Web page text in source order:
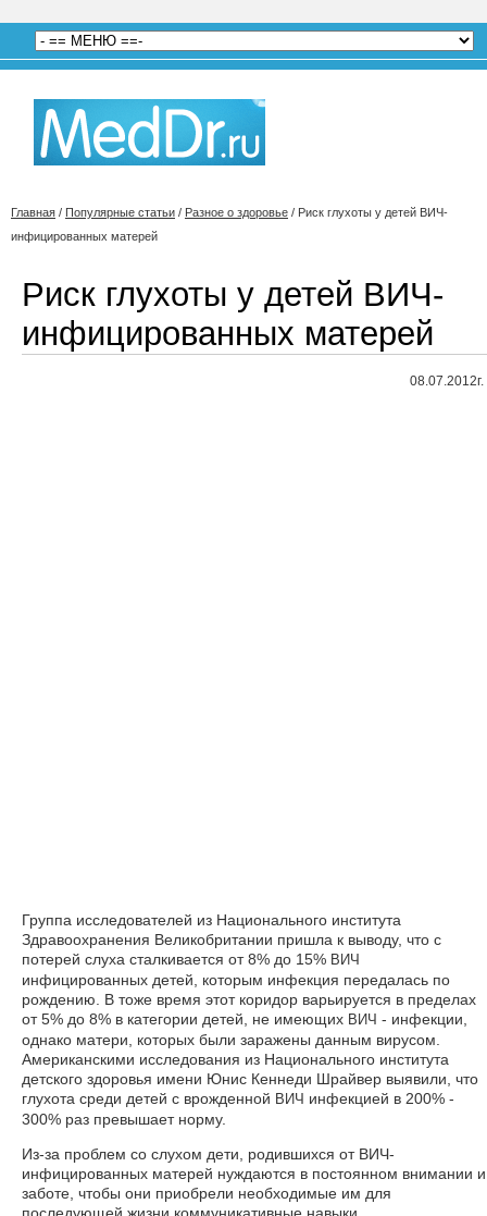
Главная / Популярные статьи / Разное о здоровье / Риск глухоты у детей ВИЧ-
инфицированных матерей
Риск глухоты у детей ВИЧ-
инфицированных матерей
08.07.2012г.
Группа исследователей из Национального института
Здравоохранения Великобритании пришла к выводу, что с
потерей слуха сталкивается от 8% до 15% ВИЧ
инфицированных детей, которым инфекция передалась по
рождению. В тоже время этот коридор варьируется в пределах
от 5% до 8% в категории детей, не имеющих ВИЧ - инфекции,
однако матери, которых были заражены данным вирусом.
Американскими исследования из Национального института
детского здоровья имени Юнис Кеннеди Шрайвер выявили, что
глухота среди детей с врожденной ВИЧ инфекцией в 200% -
300% раз превышает норму.
Из-за проблем со слухом дети, родившихся от ВИЧ-
инфицированных матерей нуждаются в постоянном внимании и
заботе, чтобы они приобрели необходимые им для